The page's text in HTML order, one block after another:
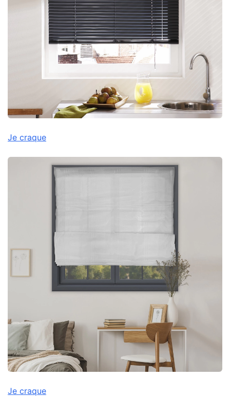
Je craque
Je craque